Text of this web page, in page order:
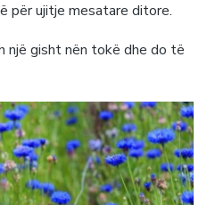
për ujitje mesatare ditore.
një gisht nën tokë dhe do të